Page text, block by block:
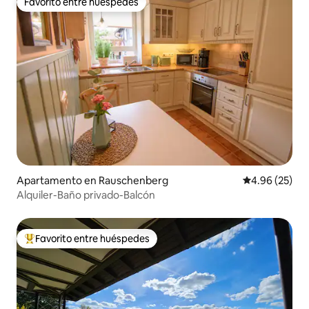
Favorito entre huéspedes
Apartamento en Rauschenberg Calificación
4.96 (25)
Alquiler-Baño privado-Balcón
Favorito entre huéspedes preferido
Favorito entre huéspedes